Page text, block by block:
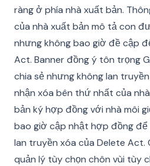
ràng ở phía nhà xuất bản.
của nhà xuất bản mô tả con
nhưng không bao giờ đề cập
Act. Banner đồng ý tôn trọng
chia sẻ nhưng không lan
nhận xóa bên thứ nhất của
bản ký hợp đồng với nhà môi
bao giờ cập nhật hợp đồng để
lan truyền xóa của Delete Act.
quản lý tùy chọn chôn vùi tùy